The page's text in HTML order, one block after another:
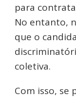
para
No entanto,
que o
coletiva.
Com isso, se